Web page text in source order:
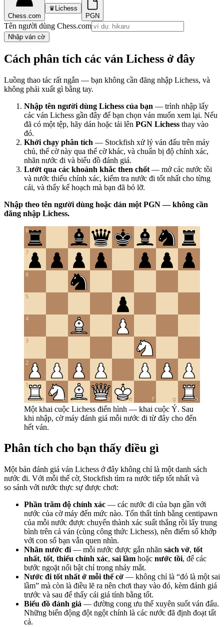
Chess.com
♛ Lichess
PGN
Tên người dùng Chess.com
Nhập ván cờ
Cách phân tích các ván Lichess ở đây
Luồng thao tác rất ngắn — bạn không cần đăng nhập Lichess, và
không phải xuất gì bằng tay.
Nhập tên người dùng Lichess của bạn — trình nhập lấy
các ván Lichess gần đây để bạn chọn ván muốn xem lại. Nếu
đã có một tệp, hãy dán hoặc tải lên PGN Lichess thay vào
đó.
Khởi chạy phân tích — Stockfish xử lý ván đấu trên máy
chủ, thế cờ này qua thế cờ khác, và chuẩn bị độ chính xác,
nhãn nước đi và biểu đồ đánh giá.
Lướt qua các khoảnh khắc then chốt — mở các nước tồi
và nước thiếu chính xác, kiểm tra nước đi tốt nhất cho từng
cái, và thấy kế hoạch mà bạn đã bỏ lỡ.
Nhập theo tên người dùng hoặc dán một PGN — không cần
đăng nhập Lichess.
a b c d e f g h
1
2
3
4
5
6
7
8
Một khai cuộc Lichess điển hình — khai cuộc Ý. Sau
khi nhập, cờ máy đánh giá mỗi nước đi từ đây cho đến
hết ván.
Phân tích cho bạn thấy điều gì
Một bản đánh giá ván Lichess ở đây không chỉ là một danh sách
nước đi. Với mỗi thế cờ, Stockfish tìm ra nước tiếp tốt nhất và
so sánh với nước thực sự được chơi:
Phần trăm độ chính xác — các nước đi của bạn gần với
nước của cờ máy đến mức nào. Tổn thất tính bằng centipawn
của mỗi nước được chuyển thành xác suất thắng rồi lấy trung
bình trên cả ván (cùng công thức Lichess), nên điểm số khớp
với con số bạn vẫn quen nhìn.
Nhãn nước đi — mỗi nước được gắn nhãn sách vở, tốt
nhất, tốt, thiếu chính xác, sai lầm hoặc nước tồi, để các
bước ngoặt nổi bật chỉ trong nháy mắt.
Nước đi tốt nhất ở mỗi thế cờ — không chỉ là “đó là một sai
lầm” mà còn là điều lẽ ra nên chơi thay vào đó, kèm đánh giá
trước và sau để thấy cái giá tính bằng tốt.
Biểu đồ đánh giá — đường cong ưu thế xuyên suốt ván đấu.
Những biến động đột ngột chính là các nước đã định đoạt tất
cả.